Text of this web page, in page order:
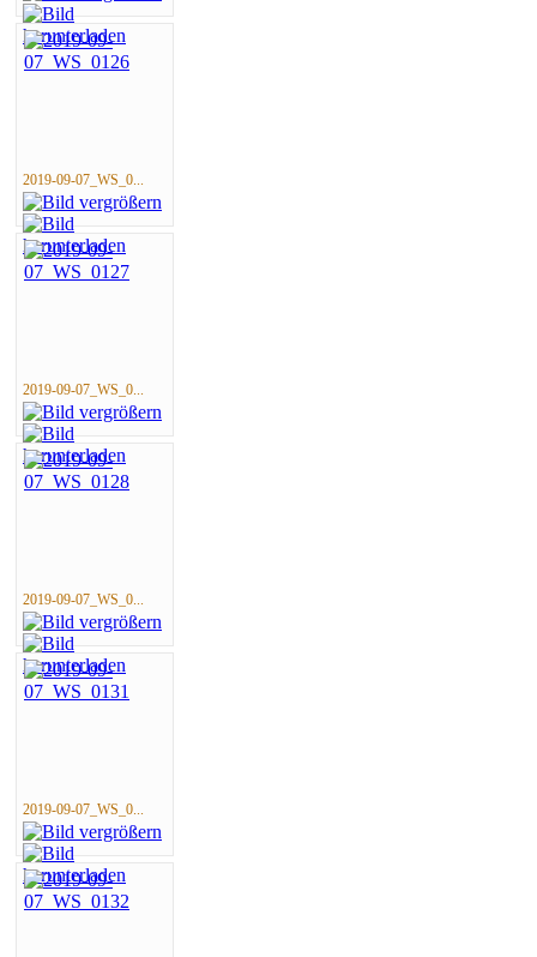
2019-09-07_WS_0...
2019-09-07_WS_0...
2019-09-07_WS_0...
2019-09-07_WS_0...